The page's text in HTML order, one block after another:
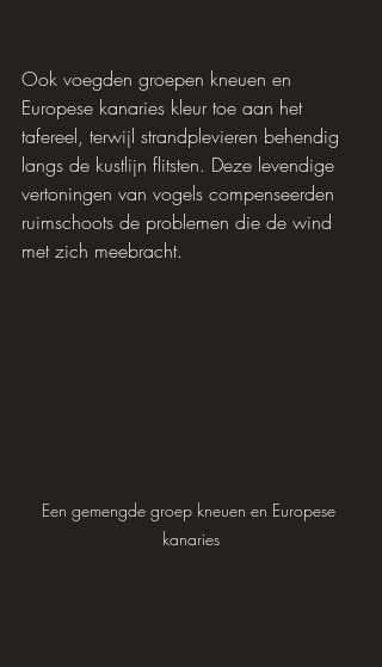
Ook voegden groepen kneuen en
Europese kanaries kleur toe aan het
tafereel, terwijl strandplevieren behendig
langs de kustlijn flitsten. Deze levendige
vertoningen van vogels compenseerden
ruimschoots de problemen die de wind
met zich meebracht.
Een gemengde groep kneuen en Europese
kanaries